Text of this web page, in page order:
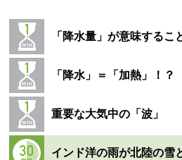
「降水量」が意味するこ
「降水」＝「加熱」！？
重要な大気中の「波」
インド洋の雨が北陸の雪